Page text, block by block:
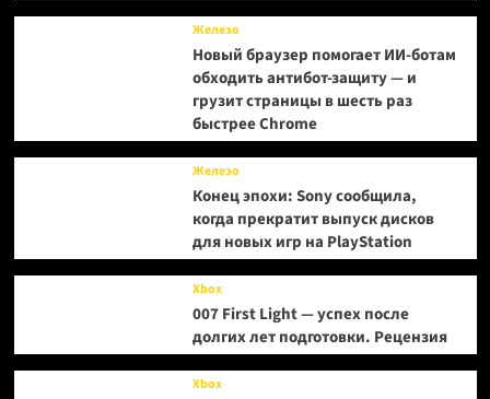
Железо
Новый браузер помогает ИИ-ботам
обходить антибот-защиту — и
грузит страницы в шесть раз
быстрее Chrome
Железо
Конец эпохи: Sony сообщила,
когда прекратит выпуск дисков
для новых игр на PlayStation
Xbox
007 First Light — успех после
долгих лет подготовки. Рецензия
Xbox